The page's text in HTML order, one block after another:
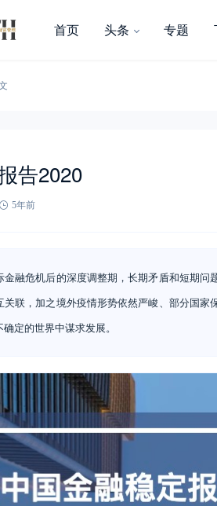
首页 头条 专题
告2020
5年前
融危机后的深度调整期，长期矛盾和短期问
联，加之境外疫情形势依然严峻、部分国
定的世界中谋求发展。